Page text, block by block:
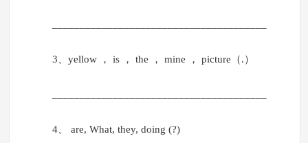
3、yellow ， is ， the ， mine ， picture（.）
4、 are, What, they, doing (?)